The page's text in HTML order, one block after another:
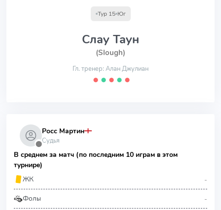
Тур 15 Юг
Слау Таун
(Slough)
Гл. тренер: Алан Джулиан
⬤ ⬤ ⬤ ⬤ ⬤
⬤
Росс Мартин
Судья
В среднем за матч (по последним 10 играм в этом
турнире)
ЖК
-
Фолы -